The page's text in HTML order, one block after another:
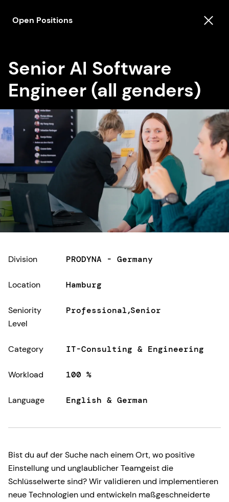
Open Positions
Senior AI Software
Engineer (all genders)
Division PRODYNA - Germany
Location Hamburg
Seniority
Level
Professional Senior
Category IT-Consulting & Engineering
Workload 100 %
Language English & German
Bist du auf der Suche nach einem Ort, wo positive
Einstellung und unglaublicher Teamgeist die
Schlüsselwerte sind? Wir validieren und implementieren
neue Technologien und entwickeln maßgeschneiderte